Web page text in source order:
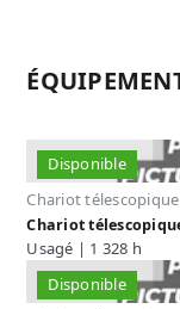
Disponible
Chariot télescopique
Chariot
Usagé | 1 328 h
Disponible